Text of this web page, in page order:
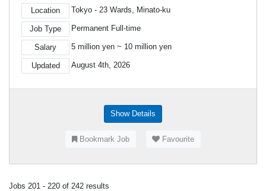
Location Tokyo - 23 Wards, Minato-ku
Job Type Permanent Full-time
Salary 5 million yen ~ 10 million yen
Updated August 4th, 2026
Show Details
Bookmark Job Favourite
Jobs 201 - 220 of 242 results